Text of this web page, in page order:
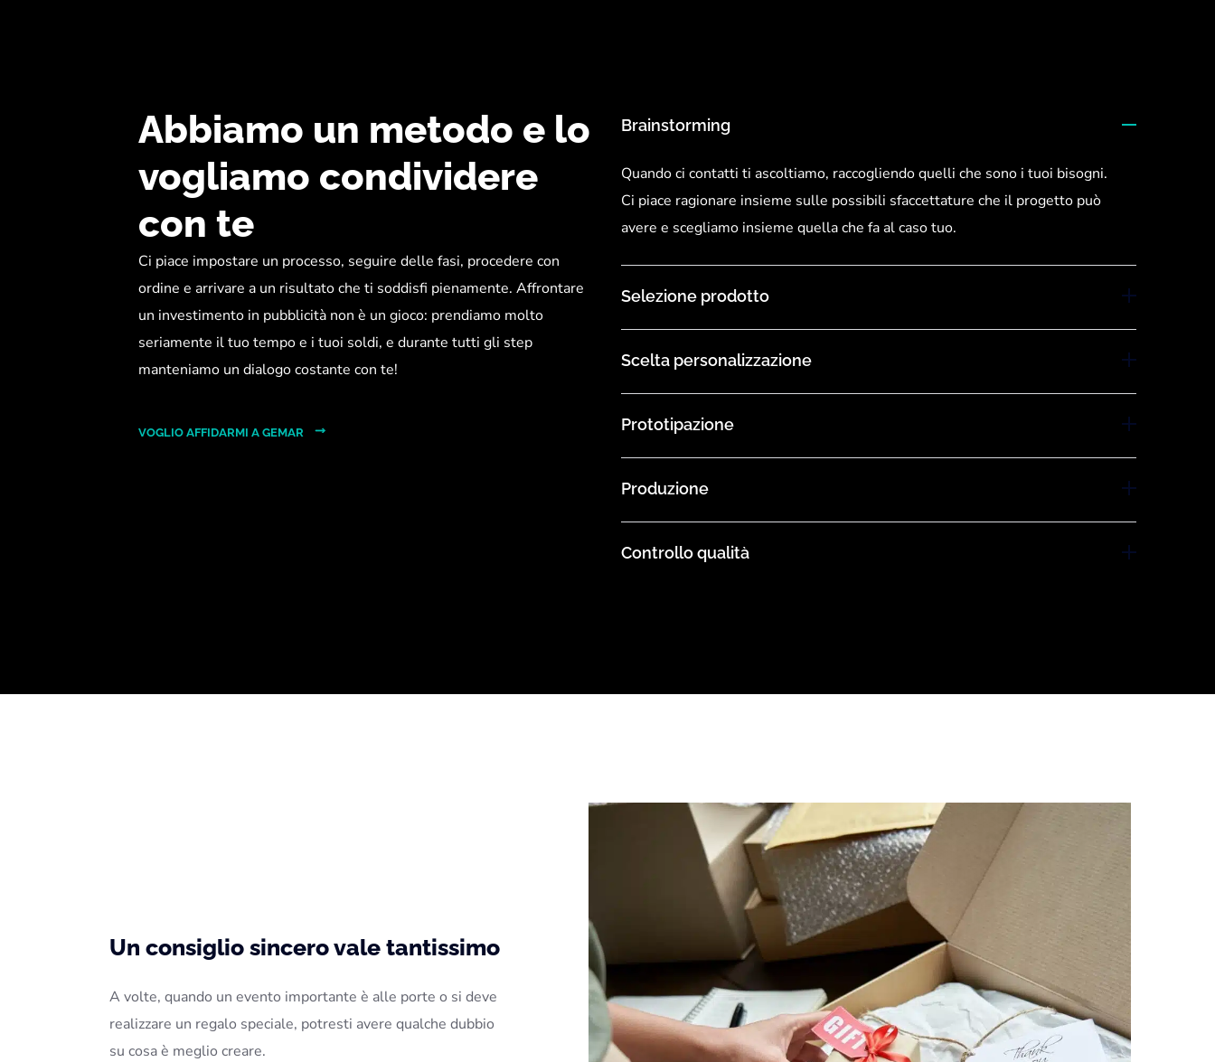
Abbiamo un metodo e lo
vogliamo condividere
con te
Ci piace impostare un processo, seguire delle fasi, procedere con
ordine e arrivare a un risultato che ti soddisfi pienamente. Affrontare
un investimento in pubblicità non è un gioco: prendiamo molto
seriamente il tuo tempo e i tuoi soldi, e durante tutti gli step
manteniamo un dialogo costante con te!
VOGLIO AFFIDARMI A GEMAR
Brainstorming
Quando ci contatti ti ascoltiamo, raccogliendo quelli che sono i tuoi bisogni.
Ci piace ragionare insieme sulle possibili sfaccettature che il progetto può
avere e scegliamo insieme quella che fa al caso tuo.
Selezione prodotto
Scelta personalizzazione
Prototipazione
Produzione
Controllo qualità
Un consiglio sincero vale tantissimo
A volte, quando un evento importante è alle porte o si deve
realizzare un regalo speciale, potresti avere qualche dubbio
su cosa è meglio creare.